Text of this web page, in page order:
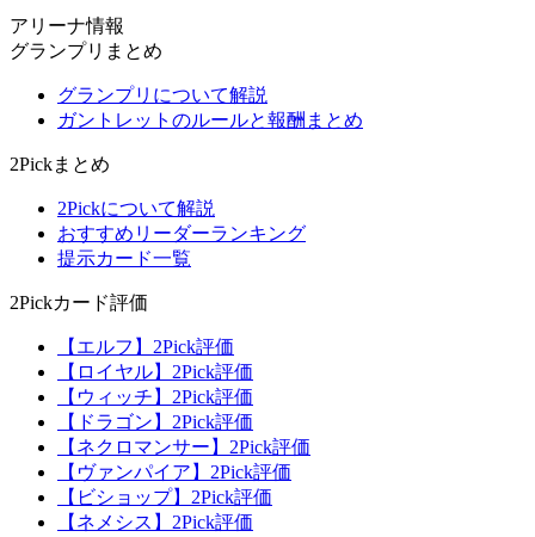
アリーナ情報
グランプリまとめ
グランプリについて解説
ガントレットのルールと報酬まとめ
2Pickまとめ
2Pickについて解説
おすすめリーダーランキング
提示カード一覧
2Pickカード評価
【エルフ】2Pick評価
【ロイヤル】2Pick評価
【ウィッチ】2Pick評価
【ドラゴン】2Pick評価
【ネクロマンサー】2Pick評価
【ヴァンパイア】2Pick評価
【ビショップ】2Pick評価
【ネメシス】2Pick評価